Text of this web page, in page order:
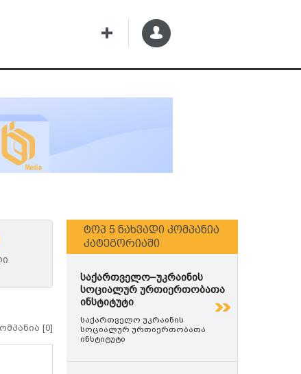
[0]
Ტოპ 5 Ნახვადი Კომპანია
Კატეგორიაში
საქართველო–უკრაინის
სოციალურ ურთიერთობათა
ინსტიტუტი
საქართველო უკრაინის
სოციალურ ურთიერთობათა
ინსტიტუტი